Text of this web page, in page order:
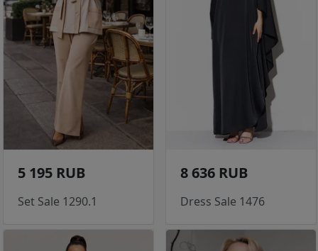
5 195 RUB
Set Sale 1290.1
8 636 RUB
Dress Sale 1476